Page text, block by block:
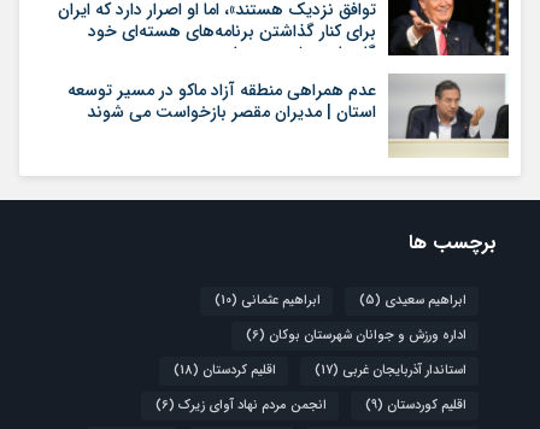
توافق نزدیک هستند»، اما او اصرار دارد که ایران
برای کنار گذاشتن برنامه‌های هسته‌ای خود
گام‌های بیشتری بردارد
عدم همراهی منطقه آزاد ماکو در مسیر توسعه
استان | مدیران مقصر بازخواست می شوند
برچسب ها
ابراهیم سعیدی (5) ابراهیم عثمانی (10)
اداره ورزش و جوانان شهرستان بوکان (6)
استاندار آذربایجان غربی (17) اقلیم کردستان (18)
اقلیم کوردستان (9) انجمن مردم نهاد آوای زیرک (6)